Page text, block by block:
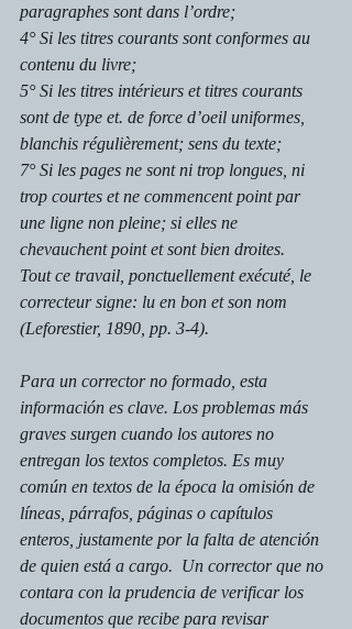
paragraphes sont dans l’ordre;
4° Si les titres courants sont conformes au
contenu du livre;
5° Si les titres intérieurs et titres courants
sont de type et. de force d’oeil uniformes,
blanchis régulièrement; sens du texte;
7° Si les pages ne sont ni trop longues, ni
trop courtes et ne commencent point par
une ligne non pleine; si elles ne
chevauchent point et sont bien droites.
Tout ce travail, ponctuellement exécuté, le
correcteur signe: lu en bon et son nom
(Leforestier, 1890, pp. 3-4).
Para un corrector no formado, esta
información es clave. Los problemas más
graves surgen cuando los autores no
entregan los textos completos. Es muy
común en textos de la época la omisión de
líneas, párrafos, páginas o capítulos
enteros, justamente por la falta de atención
de quien está a cargo.  Un corrector que no
contara con la prudencia de verificar los
documentos que recibe para revisar